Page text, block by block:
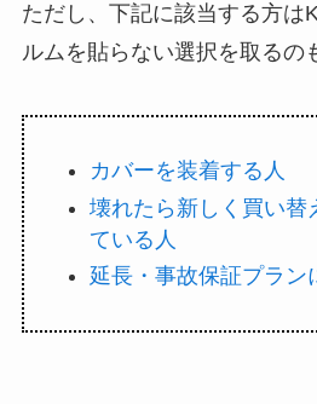
ただし、下記に該当する方は
ルムを貼らない選択を取るの
カバーを装着する人
壊れたら新しく買い替
ている人
延長・事故保証プラン